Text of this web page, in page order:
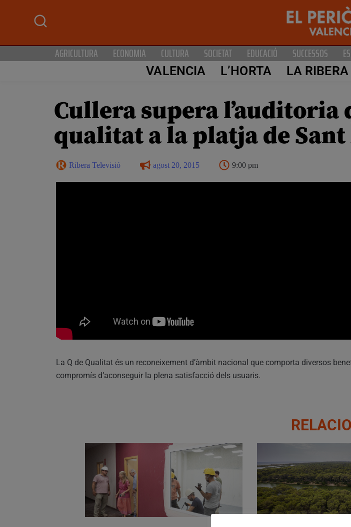
AGRICULTURA ECONOMIA CULTURA SOCIETAT EDUCACIÓ SUCCESSOS
VALENCIA L’HORTA LA RIBERA
Cullera supera l’auditoria
qualitat a la platja de
Ribera Televisió agost 20, 2015 9:00 pm
La Q de Qualitat és un reconeixement d’àmbit nacional que comporta diversos
compromís d’aconseguir la plena satisfacció dels usuaris.